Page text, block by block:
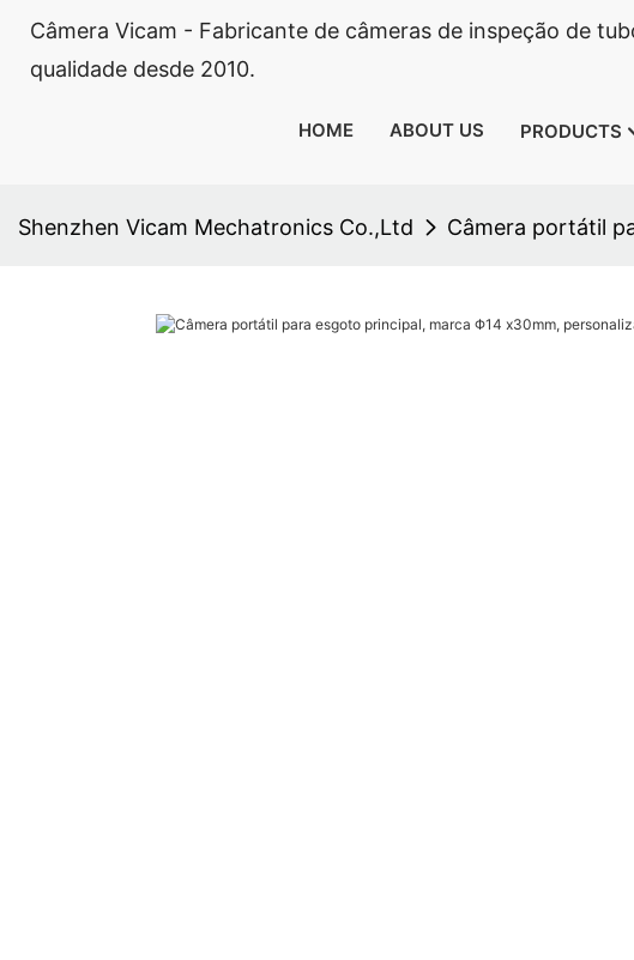
Câmera Vicam - Fabricante de câmeras de inspeção de
qualidade desde 2010.
HOME ABOUT US PRODUCTS
Shenzhen Vicam Mechatronics Co.,Ltd Câmera portátil